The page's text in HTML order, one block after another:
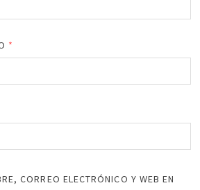
*
CORREO ELECTRÓNICO Y WEB EN